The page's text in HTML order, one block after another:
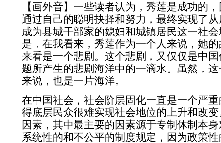
【画外音】一些读者认为，秀莲是成功的
通过自己的聪明抉择和努力，最终实现了
成为县城干部家的媳妇和城镇居民这一社
是，在我看来，秀莲作为一个人来说，她
来看是一个悲剧。这个悲剧，又仅仅是中
题所产生的悲剧海洋中的一滴水。虽然，
来说，也是一片海洋。
在中国社会，社会阶层固化一直是一个严
得底层民众很难实现社会地位的上升和改
因素，其中最主要的因素源于专制体制本
系统性的和不公平的制度规定，因为政策